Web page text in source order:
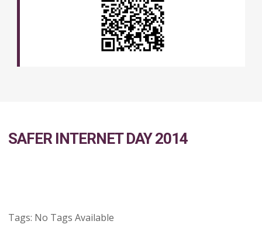
SAFER INTERNET DAY 2014
Tags: No Tags Available